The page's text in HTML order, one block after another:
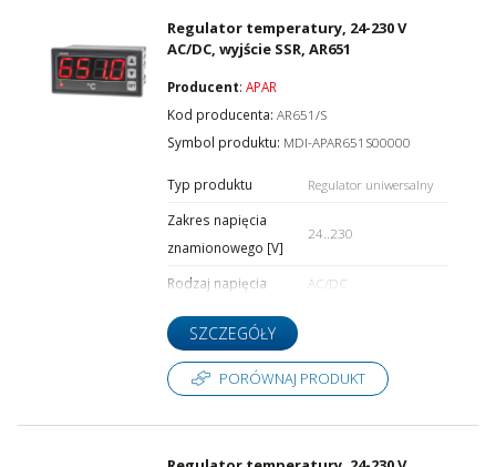
Regulator temperatury, 24-230 V
AC/DC, wyjście SSR, AR651
Producent:APAR
Kod producenta:AR651/S
Symbol produktu: MDI-APAR651S00000
Typ produktu
Regulator uniwersalny
Zakres napięcia
znamionowego [V]
24..230
Rodzaj napięcia AC/DC
SZCZEGÓŁY
PORÓWNAJ PRODUKT